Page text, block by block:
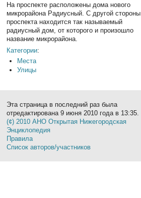
На проспекте расположены дома нового
микрорайона Радиусный. С другой стороны
проспекта находится так называемый
радиусный дом, от которого и произошло
название микрорайона.
Категории:
Места
Улицы
Эта страница в последний раз была
отредактирована 9 июня 2010 года в 13:35.
(¢) 2010 АНО Открытая Нижегородская
Энциклопедия
Правила
Список авторов/участников